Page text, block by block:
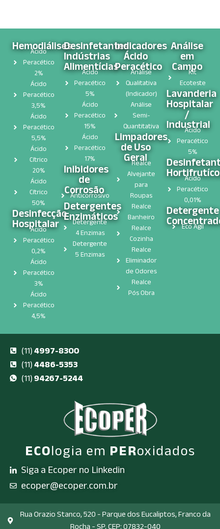
Hemodiálises
Ácido
Peracético
2%
Ácido
Peracético
3,5%
Ácido
Peracético
5,5%
Ácido
Cítrico
20%
Ácido
Cítrico
50%
Desinfecção
Hospitalar​
Ácido
Peracético
0,2%
Ácido
Peracético
3%
Ácido
Peracético
4,5%
Desinfetantes
Indústrias
Alimentícias
Ácido
Peracético
5%
Ácido
Peracético
15%
Ácido
Peracético
17%
Inibidores
de
Corrosão
Anticorrosivo
Detergentes
Enzimáticos
Detergente
4 Enzimas
Detergente
5 Enzimas
Indicadores
Ácido
Peracético
Análise
Qualitativa
(Indicador)
Análise
Semi-
Quantitativa
Limpadores
de Uso
Geral
Realce
Alvejante
para
Roupas
Realce
Banheiro
Realce
Cozinha
Realce
Eliminador
de Odores
Realce
Pós Obra
Análise
em
Campo
Kit
Ecoteste
Lavanderia
Hospitalar
/
Industrial
Ácido
Peracético
5%
Ácido
Peracético
0,01%
Detergente
Eco Ágil
(11)4997-8300
(11)4486-5353
(11)94267-5244
ECOlogia em PERoxidados
Siga a Ecoper no Linkedin
ecoper@ecoper.com.br
Rua Orazio Stanco, 520 - Parque dos Eucaliptos, Franco da